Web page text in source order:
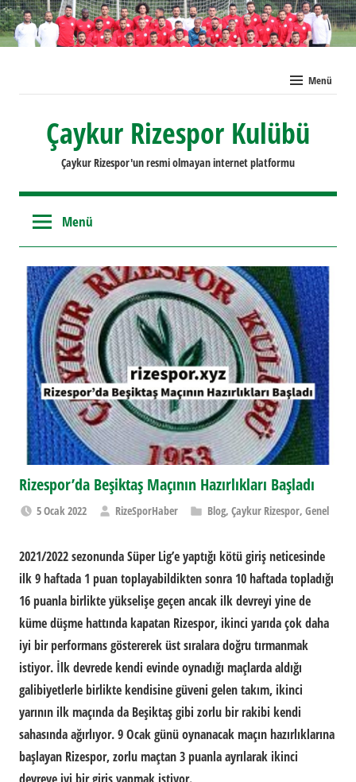
İçeriğe
geç
Menü
Çaykur Rizespor Kulübü
Çaykur Rizespor'un resmi olmayan internet platformu
Menü
Rizespor’da Beşiktaş Maçının Hazırlıkları Başladı
5 Ocak 2022 RizeSporHaber Blog, Çaykur Rizespor, Genel
2021/2022 sezonunda Süper Lig’e yaptığı kötü giriş neticesinde
ilk 9 haftada 1 puan toplayabildikten sonra 10 haftada topladığı
16 puanla birlikte yükselişe geçen ancak ilk devreyi yine de
küme düşme hattında kapatan Rizespor, ikinci yarıda çok daha
iyi bir performans göstererek üst sıralara doğru tırmanmak
istiyor. İlk devrede kendi evinde oynadığı maçlarda aldığı
galibiyetlerle birlikte kendisine güveni gelen takım, ikinci
yarının ilk maçında da Beşiktaş gibi zorlu bir rakibi kendi
sahasında ağırlıyor. 9 Ocak günü oynanacak maçın hazırlıklarına
başlayan Rizespor, zorlu maçtan 3 puanla ayrılarak ikinci